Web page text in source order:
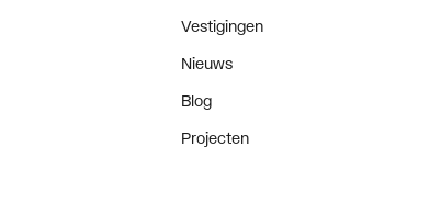
Vestigingen
Nieuws
Blog
Projecten